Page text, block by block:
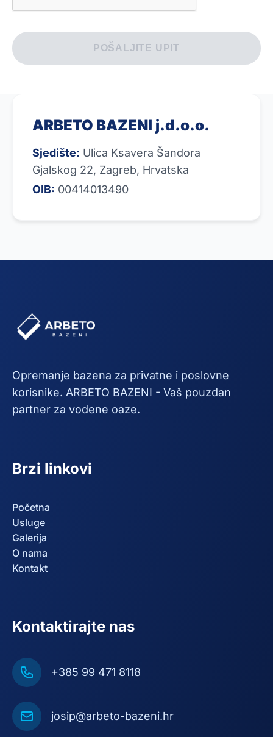
POŠALJITE UPIT
ARBETO BAZENI j.d.o.o.
Sjedište: Ulica Ksavera Šandora
Gjalskog 22, Zagreb, Hrvatska
OIB: 00414013490
Opremanje bazena za privatne i poslovne
korisnike. ARBETO BAZENI - Vaš pouzdan
partner za vodene oaze.
Brzi linkovi
Početna
Usluge
Galerija
O nama
Kontakt
Kontaktirajte nas
+385 99 471 8118
josip@arbeto-bazeni.hr